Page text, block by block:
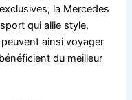
la Mercedes
qui allie style,
ainsi voyager
du meilleur